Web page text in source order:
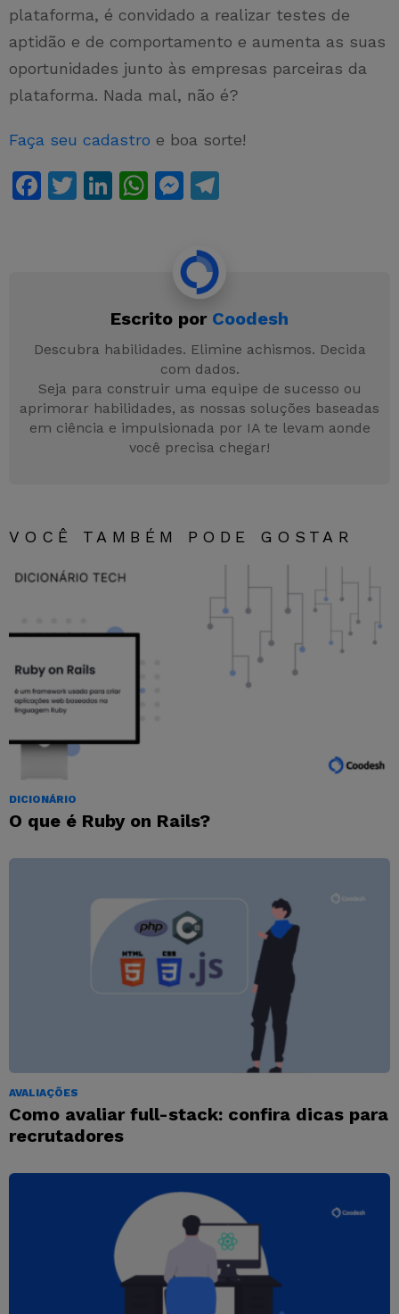
plataforma, é convidado a realizar testes de
aptidão e de comportamento e aumenta as suas
oportunidades junto às empresas parceiras da
plataforma. Nada mal, não é?
Faça seu cadastro e boa sorte!
F
o
k
T
Li
n
W
p
p
M
s
s
e
n
g
er
m
Escrito por Coodesh
Descubra habilidades. Elimine achismos. Decida
com dados.
Seja para construir uma equipe de sucesso ou
aprimorar habilidades, as nossas soluções baseadas
em ciência e impulsionada por IA te levam aonde
você precisa chegar!
VOCÊ TAMBÉM PODE GOSTAR
DICIONÁRIO
O que é Ruby on Rails?
AVALIAÇÕES
Como avaliar full-stack: confira dicas para
recrutadores